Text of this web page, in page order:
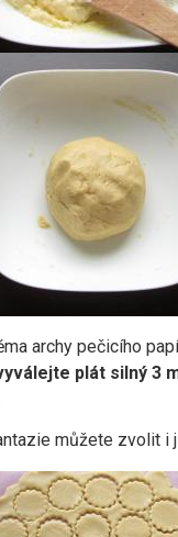
archy pečicího
plát silný 3
můžete zvolit i